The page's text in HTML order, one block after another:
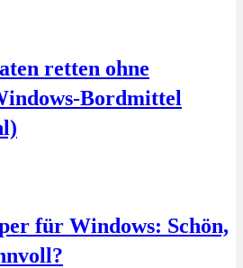
retten ohne
Bordmittel
für Windows: Schön,